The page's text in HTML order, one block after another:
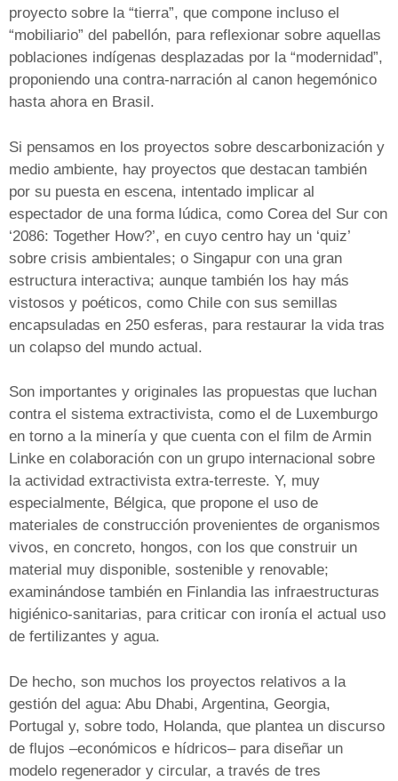
proyecto sobre la “tierra”, que compone incluso el
“mobiliario” del pabellón, para reflexionar sobre aquellas
poblaciones indígenas desplazadas por la “modernidad”,
proponiendo una contra-narración al canon hegemónico
hasta ahora en Brasil.
Si pensamos en los proyectos sobre descarbonización y
medio ambiente, hay proyectos que destacan también
por su puesta en escena, intentado implicar al
espectador de una forma lúdica, como Corea del Sur con
‘2086: Together How?’, en cuyo centro hay un ‘quiz’
sobre crisis ambientales; o Singapur con una gran
estructura interactiva; aunque también los hay más
vistosos y poéticos, como Chile con sus semillas
encapsuladas en 250 esferas, para restaurar la vida tras
un colapso del mundo actual.
Son importantes y originales las propuestas que luchan
contra el sistema extractivista, como el de Luxemburgo
en torno a la minería y que cuenta con el film de Armin
Linke en colaboración con un grupo internacional sobre
la actividad extractivista extra-terreste. Y, muy
especialmente, Bélgica, que propone el uso de
materiales de construcción provenientes de organismos
vivos, en concreto, hongos, con los que construir un
material muy disponible, sostenible y renovable;
examinándose también en Finlandia las infraestructuras
higiénico-sanitarias, para criticar con ironía el actual uso
de fertilizantes y agua.
De hecho, son muchos los proyectos relativos a la
gestión del agua: Abu Dhabi, Argentina, Georgia,
Portugal y, sobre todo, Holanda, que plantea un discurso
de flujos –económicos e hídricos– para diseñar un
modelo regenerador y circular, a través de tres